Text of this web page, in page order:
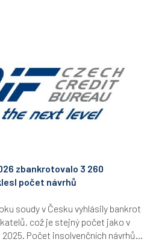
zbankrotovalo 3 260
počet návrhů
soudy v Česku vyhlásily bankrot
což je stejný počet jako v
Počet insolvenčních návrhů...